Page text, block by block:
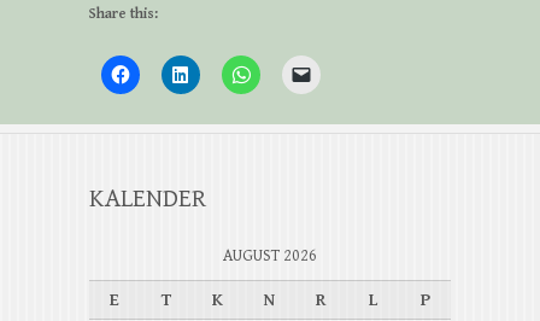
Share this:
KALENDER
AUGUST 2026
E T K N R L
P